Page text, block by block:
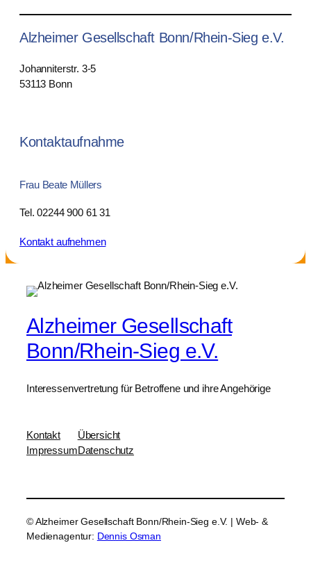
Alzheimer Gesellschaft Bonn/Rhein-Sieg e.V.
Johanniterstr. 3-5
53113 Bonn
Kontaktaufnahme
Frau Beate Müllers
Tel. 02244 900 61 31
Kontakt aufnehmen
Alzheimer Gesellschaft
Bonn/Rhein-Sieg e.V.
Interessenvertretung für Betroffene und ihre Angehörige
Kontakt
Impressum
Übersicht
Datenschutz
© Alzheimer Gesellschaft Bonn/Rhein-Sieg e.V. | Web- &
Medienagentur: Dennis Osman